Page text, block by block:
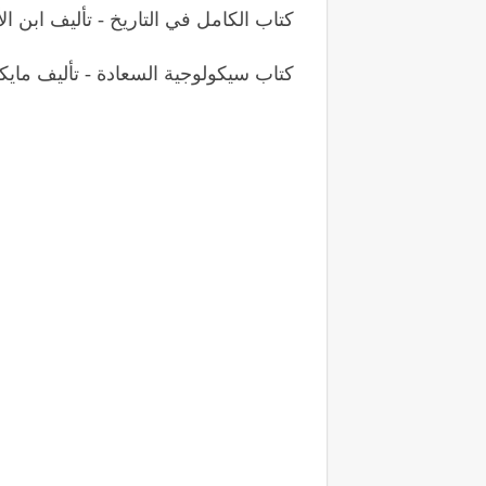
كتاب الكامل في التاريخ - تأليف ابن
كتاب سيكولوجية السعادة - تأليف